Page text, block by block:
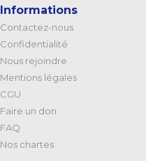
Informations
Contactez-nous
Confidentialité
Nous rejoindre
Mentions légales
CGU
Faire un don
FAQ
Nos chartes